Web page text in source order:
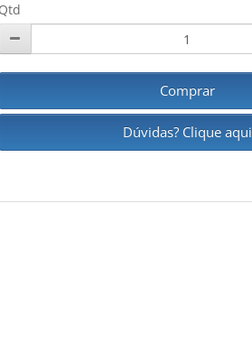
Qtd
Comprar
Dúvidas? Clique aqui